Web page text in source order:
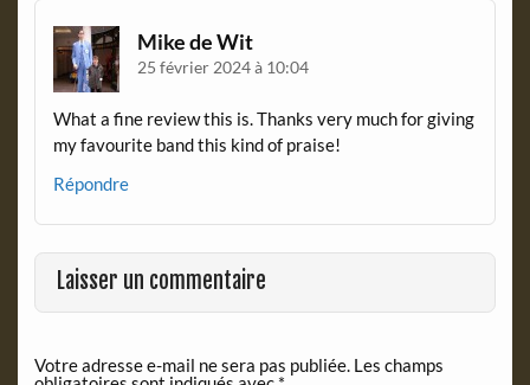
Mike de Wit
25 février 2024 à 10:04
What a fine review this is. Thanks very much for giving
my favourite band this kind of praise!
Répondre
Laisser un commentaire
Votre adresse e-mail ne sera pas publiée. Les champs